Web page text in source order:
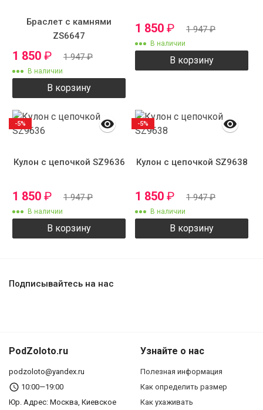
Браслет с камнями
ZS6647
1 850 ₽ 1 947₽
В наличии
В корзину
1 850 ₽ 1 947₽
В наличии
В корзину
Кулон с цепочкой SZ9636
1 850 ₽ 1 947₽
В наличии
В корзину
-5%
Кулон с цепочкой SZ9638
1 850 ₽ 1 947₽
В наличии
В корзину
-5%
Подписывайтесь на нас
PodZoloto.ru
podzoloto@yandex.ru
10:00—19:00
Юр. Адреc: Москва, Киевское
Узнайте о нас
Полезная информация
Как определить размер
Как ухаживать